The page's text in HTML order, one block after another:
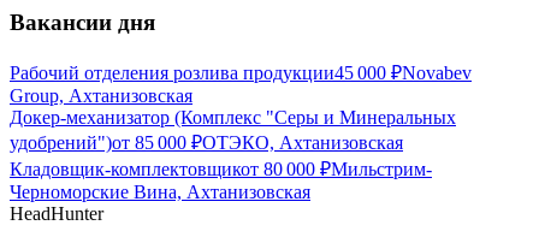
Вакансии дня
Рабочий отделения розлива продукции45 000 ₽Novabev
Group, Ахтанизовская
Докер-механизатор (Комплекс "Серы и Минеральных
удобрений")от 85 000 ₽ОТЭКО, Ахтанизовская
Кладовщик-комплектовщикот 80 000 ₽Мильстрим-
Черноморские Вина, Ахтанизовская
HeadHunter